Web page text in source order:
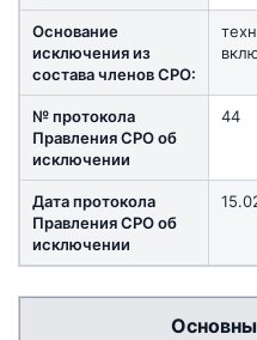
Основание
исключения из
состава членов СРО:
№ протокола
Правления СРО об
исключении
44
Дата протокола
Правления СРО об
исключении